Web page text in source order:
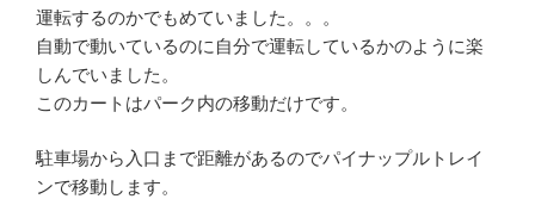
運転するのかでもめていました。。。
自動で動いているのに自分で運転しているかのように楽
しんでいました。
このカートはパーク内の移動だけです。
駐車場から入口まで距離があるのでパイナップルトレイ
ンで移動します。